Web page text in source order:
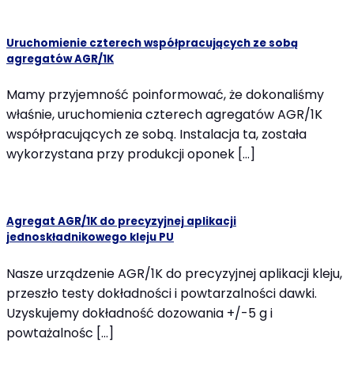
Uruchomienie czterech współpracujących ze sobą
agregatów AGR/1K
Mamy przyjemność poinformować, że dokonaliśmy
właśnie, uruchomienia czterech agregatów AGR/1K
współpracujących ze sobą. Instalacja ta, została
wykorzystana przy produkcji oponek […]
Agregat AGR/1K do precyzyjnej aplikacji
jednoskładnikowego kleju PU
Nasze urządzenie AGR/1K do precyzyjnej aplikacji kleju,
przeszło testy dokładności i powtarzalności dawki.
Uzyskujemy dokładność dozowania +/-5 g i
powtażalnośc […]